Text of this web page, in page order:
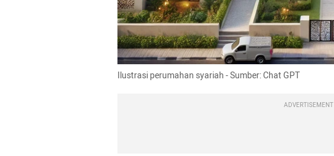
Ilustrasi perumahan syariah - Sumber: Chat GPT
ADVERTISEMENT